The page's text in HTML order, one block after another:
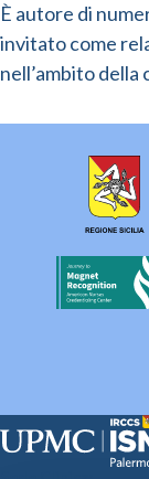
È autore di
invitato come
nell’ambito